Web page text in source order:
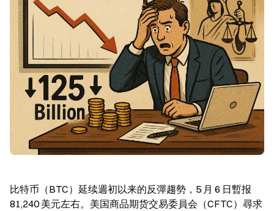
比特币（BTC）延续週初以来的反彈趨勢，5 月 6 日暫报
81,240 美元左右。美国商品期货交易委員会（CFTC）尋求